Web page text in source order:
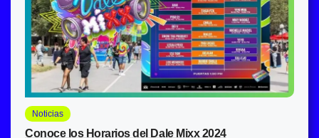
Noticias
Conoce los Horarios del Dale Mixx 2024